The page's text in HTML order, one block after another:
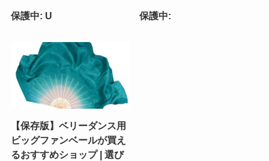
保護中: U 保護中:
【保存版】ベリーダンス用
ビッグファンベールが買え
るおすすめショップ | 選び